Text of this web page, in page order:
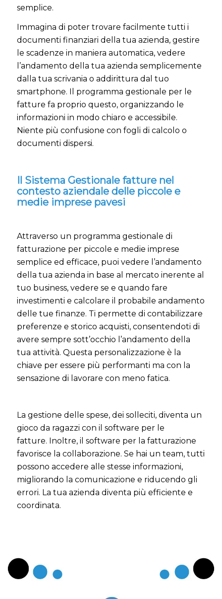
semplice.
Immagina di poter trovare facilmente tutti i
documenti finanziari della tua azienda, gestire
le scadenze in maniera automatica, vedere
l’andamento della tua azienda semplicemente
dalla tua scrivania o addirittura dal tuo
smartphone. Il programma gestionale per le
fatture fa proprio questo, organizzando le
informazioni in modo chiaro e accessibile.
Niente più confusione con fogli di calcolo o
documenti dispersi.
Il Sistema Gestionale fatture nel
contesto aziendale delle piccole e
medie imprese pavesi
Attraverso un programma gestionale di
fatturazione per piccole e medie imprese
semplice ed efficace, puoi vedere l’andamento
della tua azienda in base al mercato inerente al
tuo business, vedere se e quando fare
investimenti e calcolare il probabile andamento
delle tue finanze. Ti permette di contabilizzare
preferenze e storico acquisti, consentendoti di
avere sempre sott’occhio l’andamento della
tua attività. Questa personalizzazione è la
chiave per essere più performanti ma con la
sensazione di lavorare con meno fatica.
La gestione delle spese, dei solleciti, diventa un
gioco da ragazzi con il software per le
fatture. Inoltre, il software per la fatturazione
favorisce la collaborazione. Se hai un team, tutti
possono accedere alle stesse informazioni,
migliorando la comunicazione e riducendo gli
errori. La tua azienda diventa più efficiente e
coordinata.